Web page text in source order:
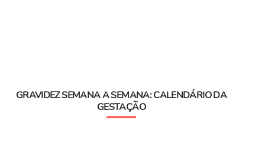
GRAVIDEZ SEMANA A SEMANA: CALENDÁRIO DA
GESTAÇÃO